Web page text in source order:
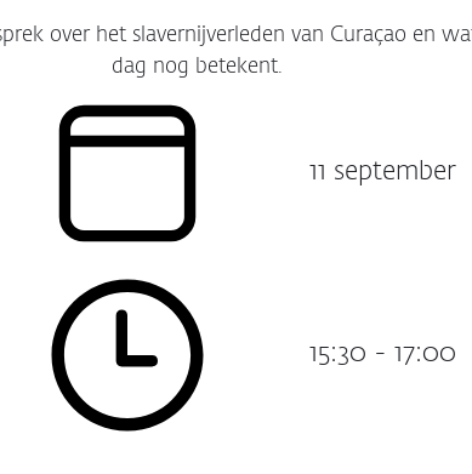
over het slavernijverleden van Curaçao en
dag nog betekent.
11 september
Tijdstip:
15:30 - 17:00